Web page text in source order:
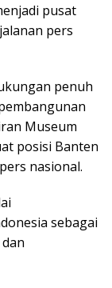
pusat
pers
penuh
Museum
posisi Banten
nasional.
sebagai